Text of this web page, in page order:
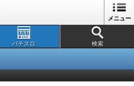
メニュー
パチスロ 検索